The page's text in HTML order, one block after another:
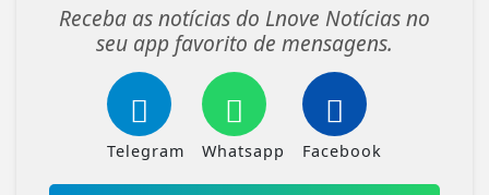
Receba as notícias do Lnove Notícias no
seu app favorito de mensagens.
Telegram Whatsapp Facebook